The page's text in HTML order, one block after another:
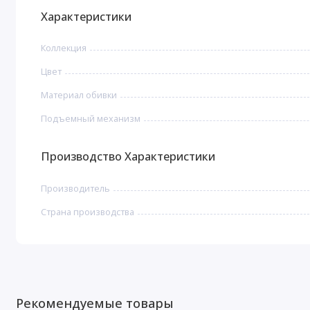
Характеристики
Коллекция
Цвет
Материал обивки
Подъемный механизм
Производство Характеристики
Производитель
Страна производства
Рекомендуемые товары